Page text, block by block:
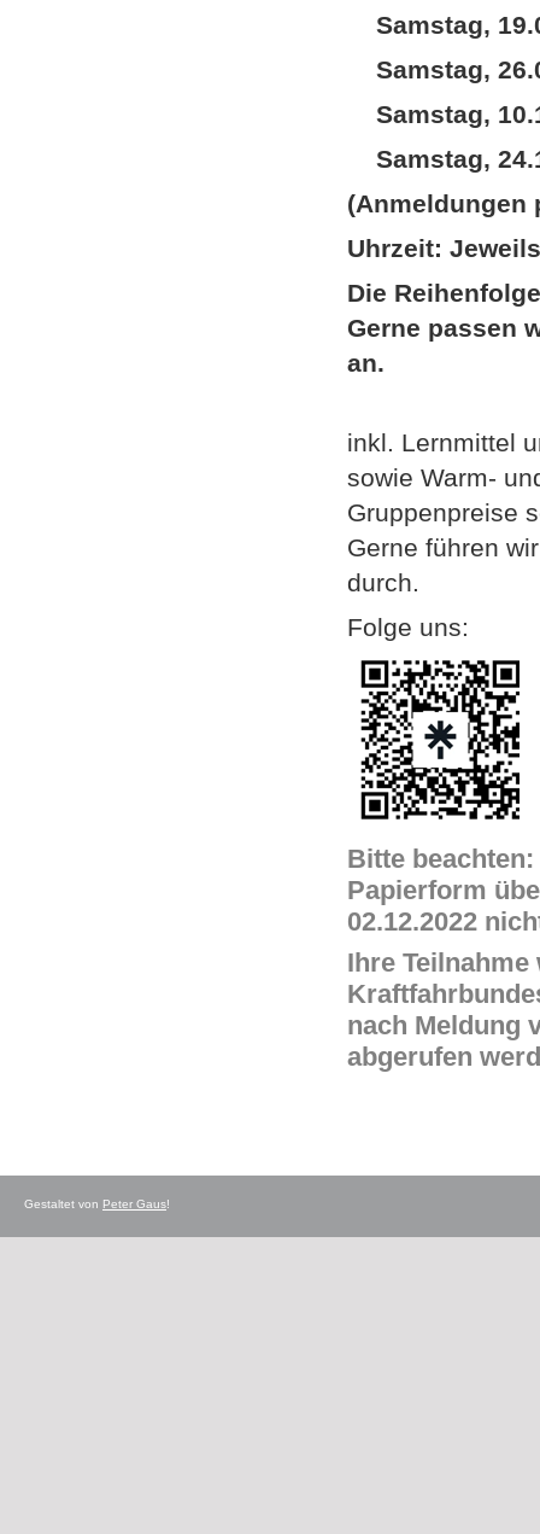
Samstag,
Samstag,
Samstag,
Samstag,
(Anmeldungen
Uhrzeit:
Die
Gerne passen
an.
inkl. Lernmittel
sowie Warm-
Gruppenpreise
Gerne führen
durch.
Folge uns:
Bitte
Papierform
02.12.2022
Ihre
nach Meldung
abgerufen
Gestaltet von Peter Gaus!